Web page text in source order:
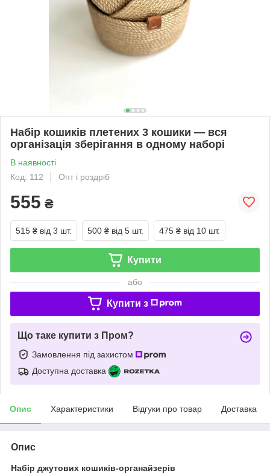
Набір кошиків плетених 3 кошики — вся
організація зберігання в одному наборі
В наявності
Код: 112
Опт і роздріб
555 ₴
515 ₴ від 3 шт. 500 ₴ від 5 шт. 475 ₴ від 10 шт.
Купити
або
Купити з
Що таке купити з Пром?
Замовлення під захистом
Доступна доставка
Опис Характеристики Відгуки про товар Доставка
Опис
Набір джутових кошиків-органайзерів